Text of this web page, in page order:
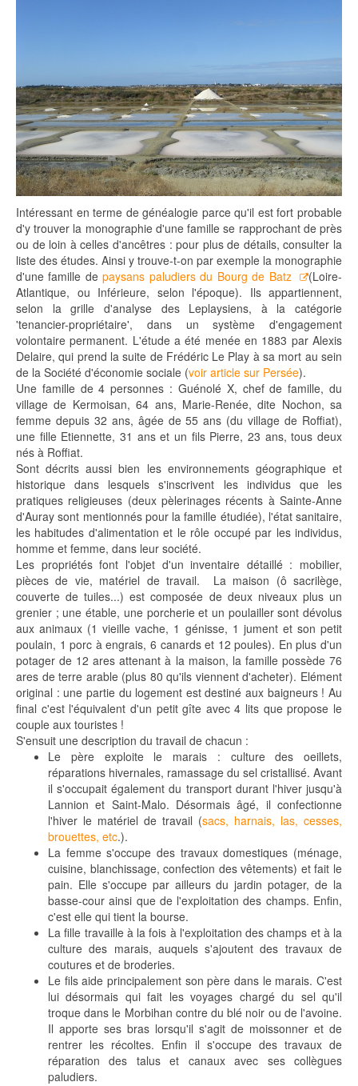
Intéressant en terme de généalogie parce qu'il est fort probable
d'y trouver la monographie d'une famille se rapprochant de près
ou de loin à celles d'ancêtres : pour plus de détails, consulter la
liste des études. Ainsi y trouve-t-on par exemple la monographie
d'une famille depaysans paludiers du Bourg de Batz
(Loire-
Atlantique, ou Inférieure, selon l'époque). Ils appartiennent,
selon la grille d'analyse des Leplaysiens, à la catégorie
'tenancier-propriétaire', dans un système d'engagement
volontaire permanent. L'étude a été menée en 1883 par Alexis
Delaire, qui prend la suite de Frédéric Le Play à sa mort au sein
de la Société d'économie sociale (voir article sur Persée).
Une famille de 4 personnes : Guénolé X, chef de famille, du
village de Kermoisan, 64 ans, Marie-Renée, dite Nochon, sa
femme depuis 32 ans, âgée de 55 ans (du village de Roffiat),
une fille Etiennette, 31 ans et un fils Pierre, 23 ans, tous deux
nés à Roffiat.
Sont décrits aussi bien les environnements géographique et
historique dans lesquels s'inscrivent les individus que les
pratiques religieuses (deux pèlerinages récents à Sainte-Anne
d'Auray sont mentionnés pour la famille étudiée), l'état sanitaire,
les habitudes d'alimentation et le rôle occupé par les individus,
homme et femme, dans leur société.
Les propriétés font l'objet d'un inventaire détaillé : mobilier,
pièces de vie, matériel de travail. La maison (ô sacrilège,
couverte de tuiles...) est composée de deux niveaux plus un
grenier ; une étable, une porcherie et un poulailler sont dévolus
aux animaux (1 vieille vache, 1 génisse, 1 jument et son petit
poulain, 1 porc à engrais, 6 canards et 12 poules). En plus d'un
potager de 12 ares attenant à la maison, la famille possède 76
ares de terre arable (plus 80 qu'ils viennent d'acheter). Elément
original : une partie du logement est destiné aux baigneurs ! Au
final c'est l'équivalent d'un petit gîte avec 4 lits que propose le
couple aux touristes !
S'ensuit une description du travail de chacun :
Le père exploite le marais : culture des oeillets,
réparations hivernales, ramassage du sel cristallisé. Avant
il s'occupait également du transport durant l'hiver jusqu'à
Lannion et Saint-Malo. Désormais âgé, il confectionne
l'hiver le matériel de travail (sacs, harnais, las, cesses,
brouettes, etc.).
La femme s'occupe des travaux domestiques (ménage,
cuisine, blanchissage, confection des vêtements) et fait le
pain. Elle s'occupe par ailleurs du jardin potager, de la
basse-cour ainsi que de l'exploitation des champs. Enfin,
c'est elle qui tient la bourse.
La fille travaille à la fois à l'exploitation des champs et à la
culture des marais, auquels s'ajoutent des travaux de
coutures et de broderies.
Le fils aide principalement son père dans le marais. C'est
lui désormais qui fait les voyages chargé du sel qu'il
troque dans le Morbihan contre du blé noir ou de l'avoine.
Il apporte ses bras lorsqu'il s'agit de moissonner et de
rentrer les récoltes. Enfin il s'occupe des travaux de
réparation des talus et canaux avec ses collègues
paludiers.